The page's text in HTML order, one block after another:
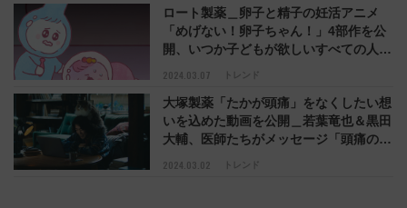
2024.03.07 トレンド
ロート製薬＿卵子と精子の妊活アニメ
「めげない！卵子ちゃん！」4部作を公
開、いつか子どもが欲しいすべての人へ
2024.03.02 トレンド
大塚製薬「たかが頭痛」をなくしたい想
いを込めた動画を公開＿若葉竜也＆黒田
大輔、医師たちがメッセージ「頭痛の悩